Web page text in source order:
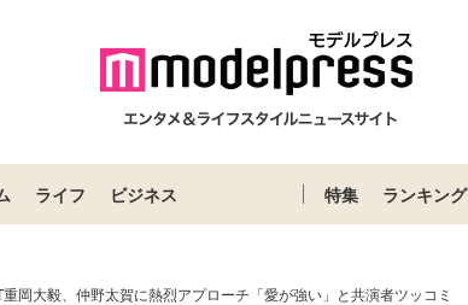
ライフ ビジネス 特集 ランキング
岡大毅、仲野太賀に熱烈アプローチ「愛が強い」と共演者ツッコミ